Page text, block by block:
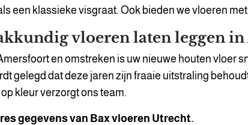
een klassieke visgraat. Ook bieden we vloeren
vloeren laten leggen
en omstreken is uw nieuwe houten vloer
gelegd dat deze jaren zijn fraaie uitstraling
kleur verzorgt ons team.
gegevens van Bax vloeren Utrecht.